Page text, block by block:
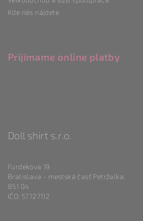
Kde nás nájdete
Prijímame online platby
Doll shirt s.r.o.
Furdekova 19
Bratislava - mestská časť Petržalka
851 04
IČO: 57727112